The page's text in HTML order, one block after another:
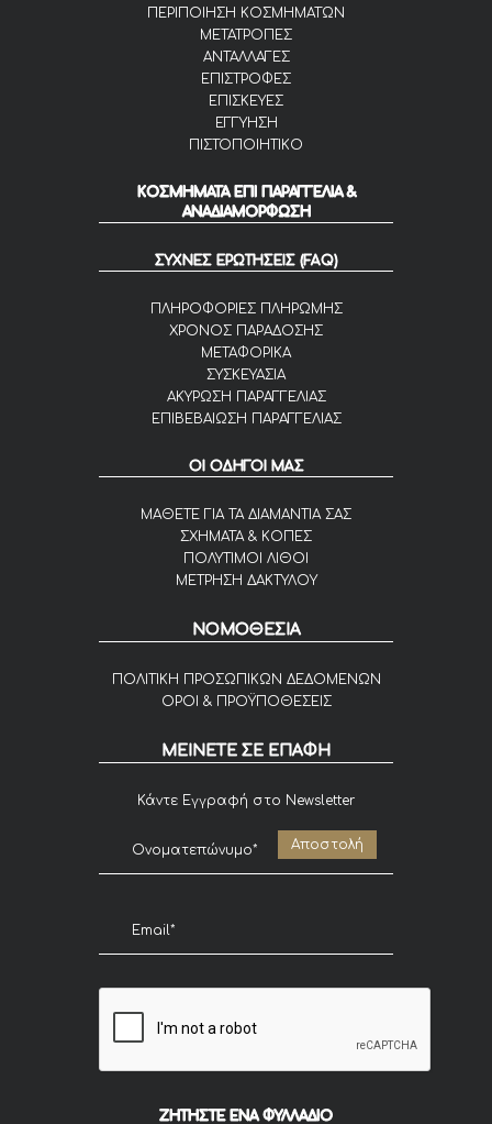
ΠΕΡΙΠΟΙΗΣΗ ΚΟΣΜΗΜΑΤΩΝ
ΜΕΤΑΤΡΟΠΕΣ
ΑΝΤΑΛΛΑΓΕΣ
ΕΠΙΣΤΡΟΦΕΣ
ΕΠΙΣΚΕΥΕΣ
ΕΓΓΥΗΣΗ
ΠΙΣΤΟΠΟΙΗΤΙΚΟ
ΚΟΣΜΗΜΑΤΑ ΕΠΙ ΠΑΡΑΓΓΕΛΙΑ &
ΑΝΑΔΙΑΜΟΡΦΩΣΗ
ΣΥΧΝΕΣ ΕΡΩΤΗΣΕΙΣ (FAQ)
ΠΛΗΡΟΦΟΡΙΕΣ ΠΛΗΡΩΜΗΣ
ΧΡΟΝΟΣ ΠΑΡΑΔΟΣΗΣ
ΜΕΤΑΦΟΡΙΚΑ
ΣΥΣΚΕΥΑΣΙΑ
ΑΚΥΡΩΣΗ ΠΑΡΑΓΓΕΛΙΑΣ
ΕΠΙΒΕΒΑΙΩΣΗ ΠΑΡΑΓΓΕΛΙΑΣ
ΟΙ ΟΔΗΓΟΙ ΜΑΣ
ΜΑΘΕΤΕ ΓΙΑ ΤΑ ΔΙΑΜΑΝΤΙΑ ΣΑΣ
ΣΧΗΜΑΤΑ & ΚΟΠΕΣ
ΠΟΛΥΤΙΜΟΙ ΛΙΘΟΙ
ΜΕΤΡΗΣΗ ΔΑΚΤΥΛΟΥ
ΝΟΜΟΘΕΣΙΑ
ΠΟΛΙΤΙΚΗ ΠΡΟΣΩΠΙΚΩΝ ΔΕΔΟΜΕΝΩΝ
ΟΡΟΙ & ΠΡΟΫΠΟΘΕΣΕΙΣ
ΜΕΙΝΕΤΕ ΣΕ ΕΠΑΦΗ
Κάντε Εγγραφή στο Newsletter
ΖΗΤΗΣΤΕ ΕΝΑ ΦΥΛΛΑΔΙΟ